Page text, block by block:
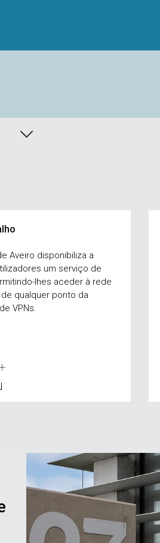
Aveiro disponibiliza a
um serviço de
lhes aceder à rede
qualquer ponto da
VPNs.